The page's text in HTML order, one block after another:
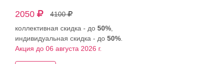
2050
4100
коллективная скидка - до 50%
индивидуальная скидка - до 50%
Акция до 06 августа 2026 г.